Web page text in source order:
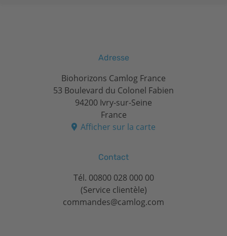
Adresse
Biohorizons Camlog France
53 Boulevard du Colonel Fabien
94200 Ivry-sur-Seine
France
Afficher sur la carte
Contact
Tél. 00800 028 000 00
(Service clientèle)
commandes@camlog.com